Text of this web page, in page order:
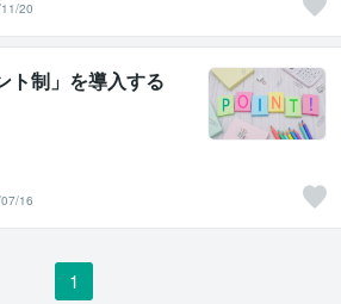
20
ト制」を導入する
16
1